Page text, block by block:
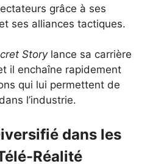
grâce à ses
ses alliances tactiques.
Storylance sa carrière
il enchaîne rapidement
qui lui permettent de
l’industrie.
dans les
Réalité